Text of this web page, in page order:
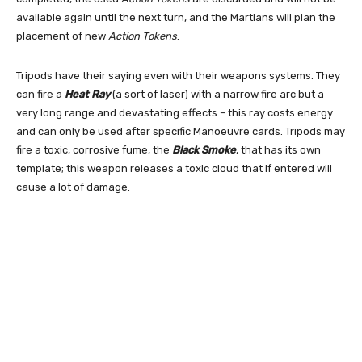
available again until the next turn, and the Martians will plan the
placement of new Action Tokens
Tripods have their saying even with their weapons systems. They
can fire a Heat Ray(a sort of laser) with a narrow fire arc but a
very long range and devastating effects – this ray costs energy
and can only be used after specific Manoeuvre cards. Tripods may
fire a toxic, corrosive fume, the Black Smoke, that has its own
template; this weapon releases a toxic cloud that if entered will
cause a lot of damage.